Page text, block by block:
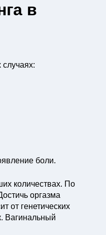
в
боли.
количествах. По
оргазма
от генетических
Вагинальный